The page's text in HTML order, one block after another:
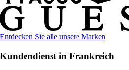
Entdecken Sie alle unsere Marken
Kundendienst in Frankreich